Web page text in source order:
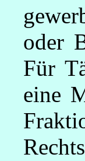
oder
Für
eine